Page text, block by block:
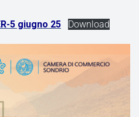
5 giugno 25 Download